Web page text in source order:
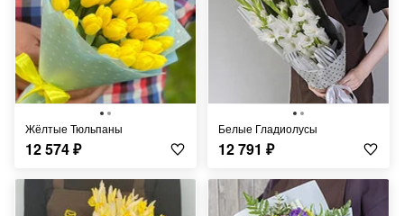
Жёлтые Тюльпаны
12 574₽
Белые Гладиолусы
12 791 ₽